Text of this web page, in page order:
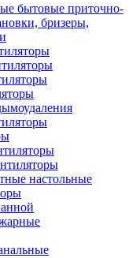
бытовые приточно-
бризеры,
настольные